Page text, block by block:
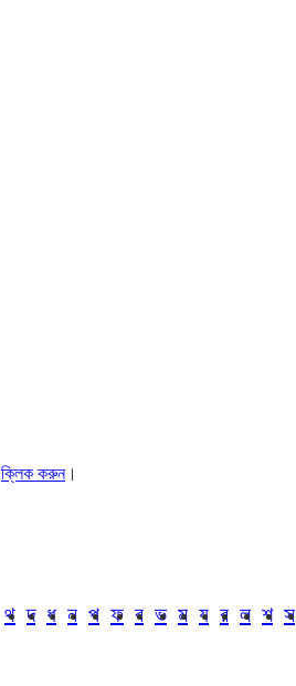
ক্লিক করুন।
থ দ ধ ন প ফ ব ভ ম য র ল শ স